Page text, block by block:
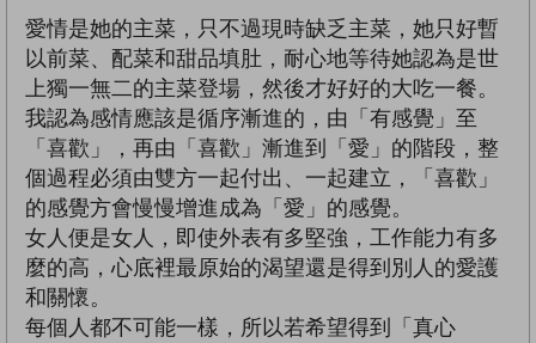
愛情是她的主菜，只不過現時缺乏主菜，她只好暫
以前菜、配菜和甜品填肚，耐心地等待她認為是世
上獨一無二的主菜登場，然後才好好的大吃一餐。
我認為感情應該是循序漸進的，由「有感覺」至
「喜歡」，再由「喜歡」漸進到「愛」的階段，整
個過程必須由雙方一起付出、一起建立，「喜歡」
的感覺方會慢慢增進成為「愛」的感覺。
女人便是女人，即使外表有多堅強，工作能力有多
麼的高，心底裡最原始的渴望還是得到別人的愛護
和關懷。
每個人都不可能一樣，所以若希望得到「真心